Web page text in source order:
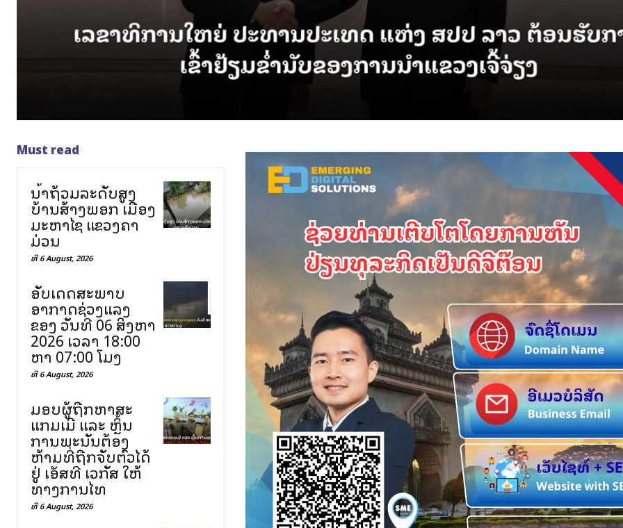
Must read
ນ້ຳຖ້ວມລະດັບສູງ
ບ້ານສ້າງພອກ ເມືອງ
ມະຫາໄຊ ແຂວງຄຳ
ມ່ວນ
ທີ 6 August, 2026
ອັບເດດສະພາບ
ອາກາດຊ່ວງແລງ
ຂອງ ວັນທີ 06 ສິງຫາ
2026 ເວລາ 18:00
ຫາ 07:00 ໂມງ
ທີ 6 August, 2026
ມອບຜູ້ຖືກຫາສະ
ແກມເມີ ແລະ ຫຼິ້ນ
ການພະນັນຕ້ອງ
ຫ້າມທີ່ຖືກຈັບຕົວໄດ້
ຢູ່ ເອັສທີ ເວກັສ ໃຫ້
ທາງການໄທ
ທີ 6 August, 2026